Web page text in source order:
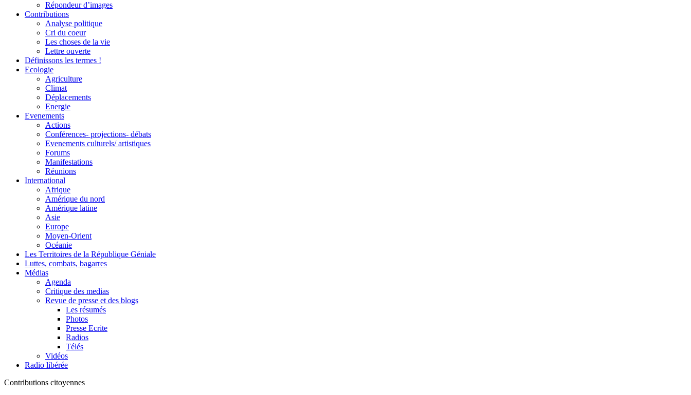
Répondeur d’images
Contributions
Analyse politique
Cri du coeur
Les choses de la vie
Lettre ouverte
Définissons les termes !
Ecologie
Agriculture
Climat
Déplacements
Energie
Evenements
Actions
Conférences- projections- débats
Evenements culturels/ artistiques
Forums
Manifestations
Réunions
International
Afrique
Amérique du nord
Amérique latine
Asie
Europe
Moyen-Orient
Océanie
Les Territoires de la République Géniale
Luttes, combats, bagarres
Médias
Agenda
Critique des medias
Revue de presse et des blogs
Les résumés
Photos
Presse Ecrite
Radios
Télés
Vidéos
Radio libérée
Contributions citoyennes